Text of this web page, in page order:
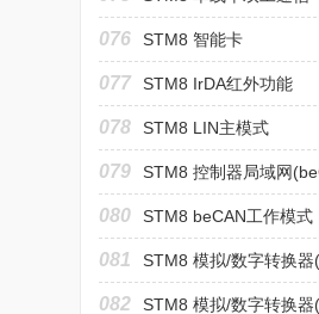
076 STM8 智能卡
077 STM8 IrDA红外功能
078 STM8 LIN主模式
079 STM8 控制器局域网
080 STM8 beCAN工作模式
081 STM8 模拟/数字转换器
082 STM8 模拟/数字转换